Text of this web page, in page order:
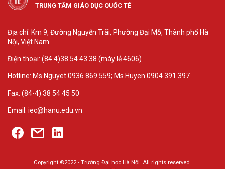
TRUNG TÂM GIÁO DỤC QUỐC TẾ
Địa chỉ: Km 9, Đường Nguyễn Trãi, Phường Đại Mỗ, Thành phố Hà
Nội, Việt Nam
Điện thoại: (84.4)38 54 43 38 (máy lẻ 4606)
Hotline: Ms.Nguyet 0936 869 559; Ms.Huyen 0904 391 397
Fax: (84-4) 38 54 45 50
Email: iec@hanu.edu.vn
Copyright ©2022 - Trường Đại học Hà Nội. All rights reserved.